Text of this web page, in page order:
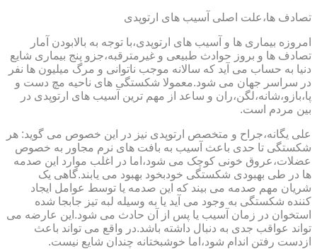
تصادف ها،علت اصلی آسیب های ارتوپدی
امروزه بیماری ها و آسیب های ارتوپدی،با توجه به بالابودن آمار
تصادف ها و بروز حوادث طبیعی و غیرمترقبه،جزو پنج بیماری شایع
دنیا به حساب می آید که سالانه موجب ناتوانی و مرگ میلیون ها نفر
در سراسر جهان می شود.معمولا شکستگی های ناحیه مچ دست و
پا،بازو،شانه،لگن،ران و ساعد از مهم ترین آسیب های ارتوپدی در
بین مردم است.
علی یگانه،جراح و متخصص ارتوپدی نیز در این خصوص می گوید: هر
شکستگی تا حدی باعث آسیب به بافت های نرم مجاور به خصوص
عضلات،عروق خونی کوچک می شود،اما در اغلب موارد این صدمه
ها در طی بهبودی شکستگی خودبخود بهبود می یابند.گاهی یک
شریان مهم صدمه می بیند که این صدمه یا توسط عوامل ایجاد
کننده شکستگی به وجود می آید یا به وسیله لبه تیز جابجا شده
استخوان در زمان آسیب یا پس از آن حادث می شود.این عارضه می
تواند عواقب جدی به دنبال داشته باشد.در واقع می تواند باعث
ازدست رفتن اندام شود،اما خوشبختانه چندان شایع نیست.